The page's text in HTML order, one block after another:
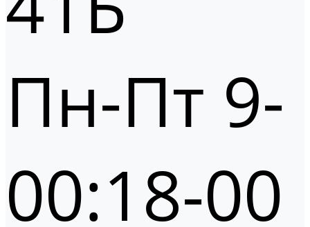
Пн-Пт 9-
00:18-00